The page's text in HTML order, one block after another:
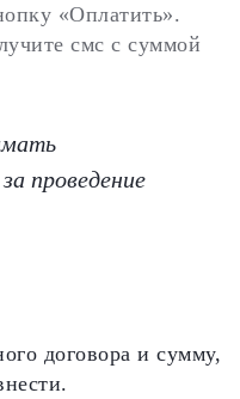
«Оплатить».
смс с суммой
проведение
договора и сумму,